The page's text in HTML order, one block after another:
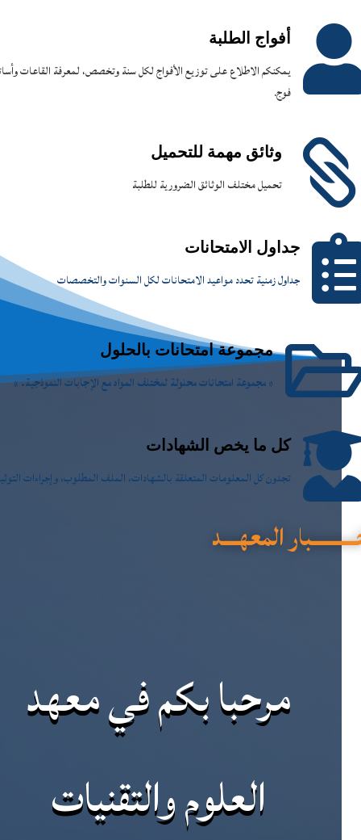
أفواج الطلبة
يمكنكم الاطلاع على توزيع الأفواج لكل سنة وتخصص، لمعرفة القاعات
فوج.
وثائق مهمة للتحميل
تحميل مختلف الوثائق الضرورية للطلبة
جداول الامتحانات
جداول زمنية تحدد مواعيد الامتحانات لكل السنوات والتخصصات
مجموعة امتحانات بالحلول
« مجموعة امتحانات محلولة لمختلف المواد مع الإجابات النموذجية. »
كل ما يخص الشهادات
تجدون كل المعلومات المتعلقة بالشهادات، الملف المطلوب، وإجراءات
المعهـــد
مرحبا بكم في معهد
العلوم والتقنيات